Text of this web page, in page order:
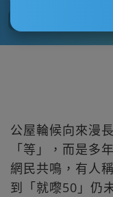
公屋輪候向來漫
「等」，而是多
網民共鳴，有人
到「就嚟50」仍